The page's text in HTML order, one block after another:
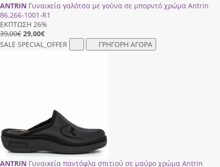
ANTRIN Γυναικεία γαλότσα με γούνα σε μπορντό χρώμα Antrin
86.266-1001-R1
ΕΚΠΤΩΣΗ 26%
39,00€ 29,00€
SALE SPECIAL_OFFER ΓΡΗΓΟΡΗ ΑΓΟΡΑ
ANTRIN Γυναικεία παντόφλα σπιτιού σε μαύρο χρώμα Antrin